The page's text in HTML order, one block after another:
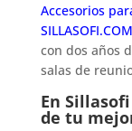
Accesorios
SILLASOFI.COM
con dos años
salas de
En
de tu